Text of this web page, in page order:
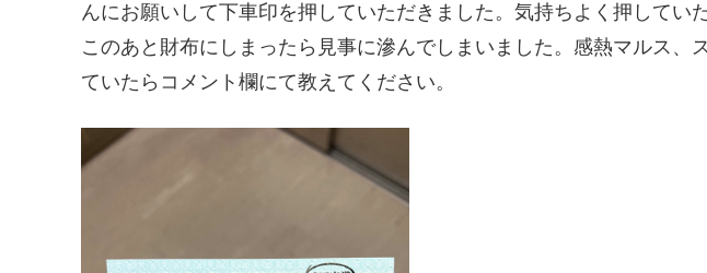
んにお願いして下車印を押していただきました。気持ちよく押してい
このあと財布にしまったら見事に滲んでしまいました。感熱マルス、
ていたらコメント欄にて教えてください。